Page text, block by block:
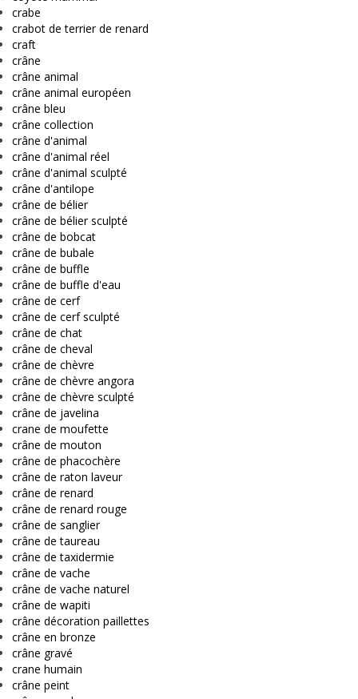
crabe
crabot de terrier de renard
craft
crâne
crâne animal
crâne animal européen
crâne bleu
crâne collection
crâne d'animal
crâne d'animal réel
crâne d'animal sculpté
crâne d'antilope
crâne de bélier
crâne de bélier sculpté
crâne de bobcat
crâne de bubale
crâne de buffle
crâne de buffle d'eau
crâne de cerf
crâne de cerf sculpté
crâne de chat
crâne de cheval
crâne de chèvre
crâne de chèvre angora
crâne de chèvre sculpté
crâne de javelina
crane de moufette
crâne de mouton
crâne de phacochère
crâne de raton laveur
crâne de renard
crâne de renard rouge
crâne de sanglier
crâne de taureau
crâne de taxidermie
crâne de vache
crâne de vache naturel
crâne de wapiti
crâne décoration paillettes
crâne en bronze
crâne gravé
crane humain
crâne peint